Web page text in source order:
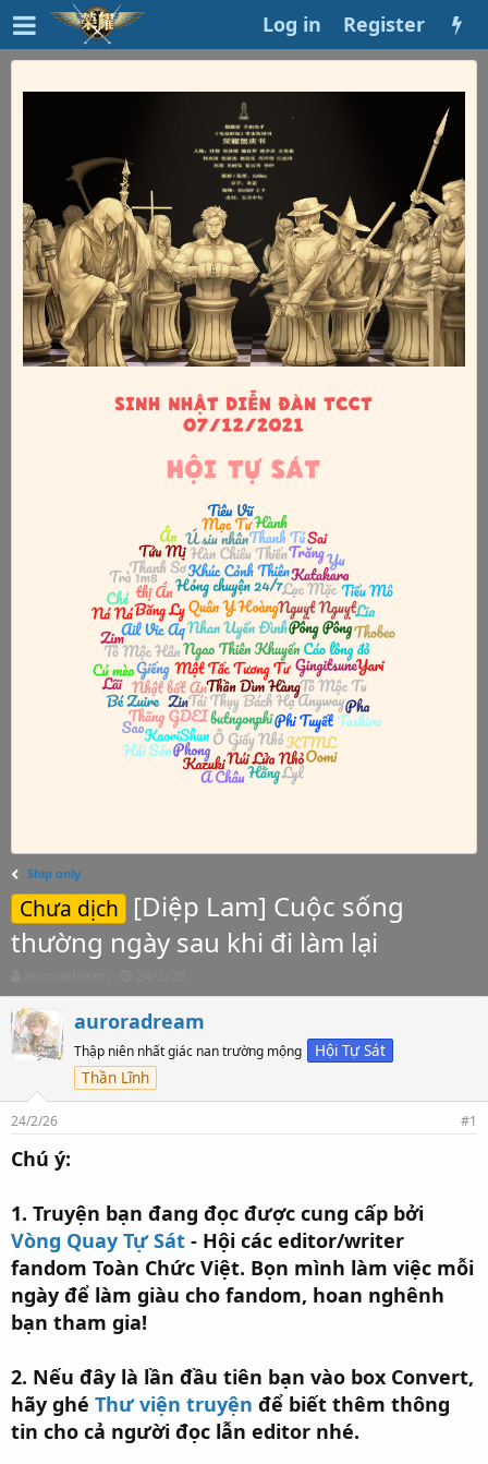
Log in Register
Ship only
Chưa dịch [Diệp Lam] Cuộc sống
thường ngày sau khi đi làm lại
h
r
e
a
t
a
r
t
t
a
r
t
d
a
auroradream
Thập niên nhất giác nan trường mộng
Hội Tự Sát
Thần Lĩnh
24/2/26 #1
Chú ý:
1. Truyện bạn đang đọc được cung cấp bởi
Vòng Quay Tự Sát - Hội các editor/writer
fandom Toàn Chức Việt. Bọn mình làm việc mỗi
ngày để làm giàu cho fandom, hoan nghênh
bạn tham gia!
2. Nếu đây là lần đầu tiên bạn vào box Convert,
hãy ghé Thư viện truyện để biết thêm thông
tin cho cả người đọc lẫn editor nhé.